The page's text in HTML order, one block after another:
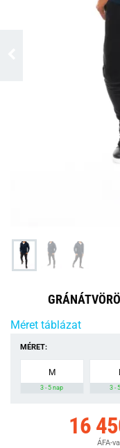
Méret táblázat
MÉRET:
M
3 - 5 nap
L
3 -
16
ÁFA-val